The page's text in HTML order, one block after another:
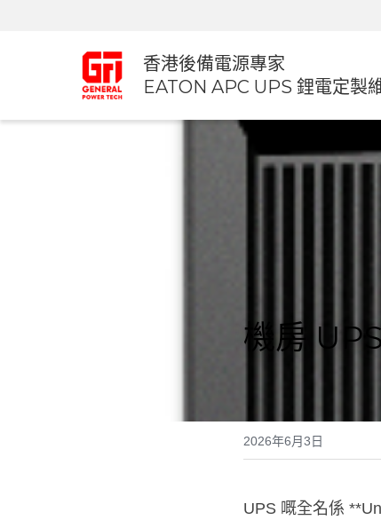
香港後備電源專家
EATON APC UPS 鋰電定製
機房
2026年6月3日
UPS 嘅全名係